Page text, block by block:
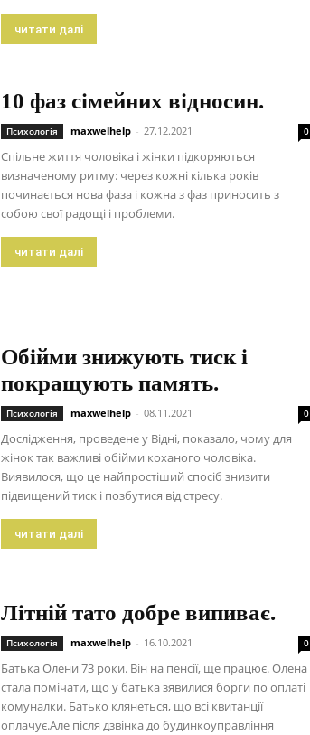
читати далі
10 фаз сімейних відносин.
Психологія maxwelhelp - 27.12.2021 0
Спільне життя чоловіка і жінки підкоряються
визначеному ритму: через кожні кілька років
починається нова фаза і кожна з фаз приносить з
собою свої радощі і проблеми.
читати далі
Обійми знижують тиск і
покращують память.
Психологія maxwelhelp - 08.11.2021 0
Дослідження, проведене у Відні, показало, чому для
жінок так важливі обійми коханого чоловіка.
Виявилося, що це найпростіший спосіб знизити
підвищений тиск і позбутися від стресу.
читати далі
Літній тато добре випиває.
Психологія maxwelhelp - 16.10.2021 0
Батька Олени 73 роки. Він на пенсії, ще працює. Олена
стала помічати, що у батька зявилися борги по оплаті
комуналки. Батько клянеться, що всі квитанції
оплачує.Але після дзвінка до будинкоуправління